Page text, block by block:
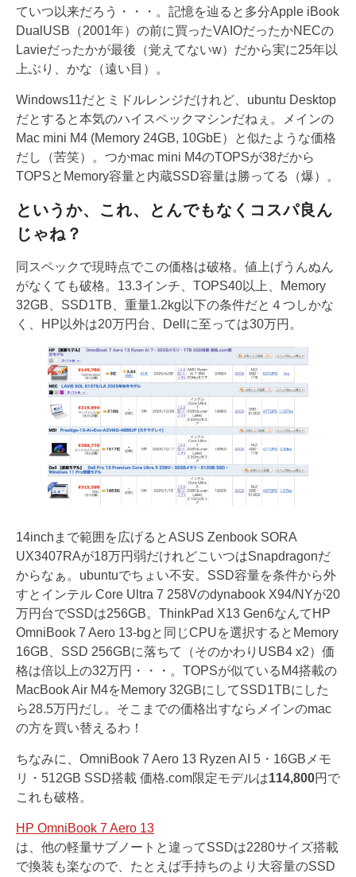
ていつ以来だろう・・・。記憶を辿ると多分Apple iBook
DualUSB（2001年）の前に買ったVAIOだったかNECの
Lavieだったかが最後（覚えてないw）だから実に25年以
上ぶり、かな（遠い目）。
Windows11だとミドルレンジだけれど、ubuntu Desktop
だとすると本気のハイスペックマシンだねぇ。メインの
Mac mini M4 (Memory 24GB, 10GbE）と似たような価格
だし（苦笑）。つかmac mini M4のTOPSが38だから
TOPSとMemory容量と内蔵SSD容量は勝ってる（爆）。
というか、これ、とんでもなくコスパ良ん
じゃね？
同スペックで現時点でこの価格は破格。値上げうんぬん
がなくても破格。13.3インチ、TOPS40以上、Memory
32GB、SSD1TB、重量1.2kg以下の条件だと４つしかな
く、HP以外は20万円台、Dellに至っては30万円。
14inchまで範囲を広げるとASUS Zenbook SORA
UX3407RAが18万円弱だけれどこいつはSnapdragonだ
からなぁ。ubuntuでちょい不安。SSD容量を条件から外
すとインテル Core Ultra 7 258Vのdynabook X94/NYが20
万円台でSSDは256GB。ThinkPad X13 Gen6なんてHP
OmniBook 7 Aero 13-bgと同じCPUを選択するとMemory
16GB、SSD 256GBに落ちて（そのかわりUSB4 x2）価
格は倍以上の32万円・・・。TOPSが似ているM4搭載の
MacBook Air M4をMemory 32GBにしてSSD1TBにした
ら28.5万円だし。そこまでの価格出すならメインのmac
の方を買い替えるわ！
ちなみに、OmniBook 7 Aero 13 Ryzen AI 5・16GBメモ
リ・512GB SSD搭載 価格.com限定モデルは114,800円で
これも破格。
HP OmniBook 7 Aero 13
は、他の軽量サブノートと違ってSSDは2280サイズ搭載
で換装も楽なので、たとえば手持ちのより大容量のSSD